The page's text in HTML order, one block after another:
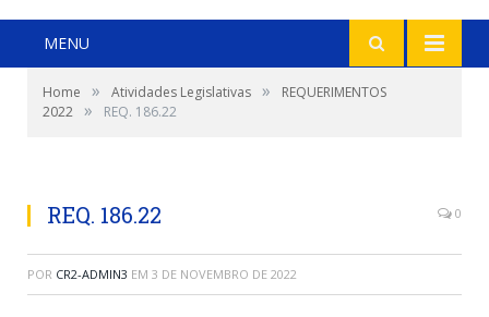
MENU
Home » Atividades Legislativas »
REQUERIMENTOS
2022 » REQ. 186.22
REQ. 186.22 0
POR CR2-ADMIN3 EM 3 DE NOVEMBRO DE 2022